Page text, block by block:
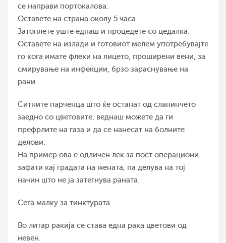
се направи портокалова.
Оставете на страна околу 5 часа.
Затоплете уште еднаш и процедете со цедалка.
Оставете на излади и готовиот мелем употребувајте
го кога имате флеки на лицето, проширени вени, за
смирување на инфекции, брзо зараснување на
рани....
Ситните парченца што ќе останат од сланинчето
заедно со цветовите, веднаш можете да ги
префрлите на газа и да се нанесат на болните
делови.
На пример ова е одличен лек за пост операциони
зафати кај градата на жената, па делува на тој
начин што не ја затегнува раната.
Сега малку за тинктурата.
Во литар ракија се става една рака цветови од
невен.